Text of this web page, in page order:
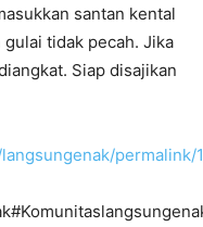
santan kental
tidak pecah. Jika
Siap disajikan
permalink/